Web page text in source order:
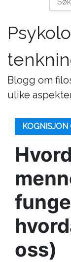
Blogg om
ulike
oss)